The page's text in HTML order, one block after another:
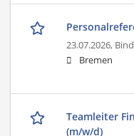
23.07.2026,
Bremen
Teamleiter
(m/w/d)